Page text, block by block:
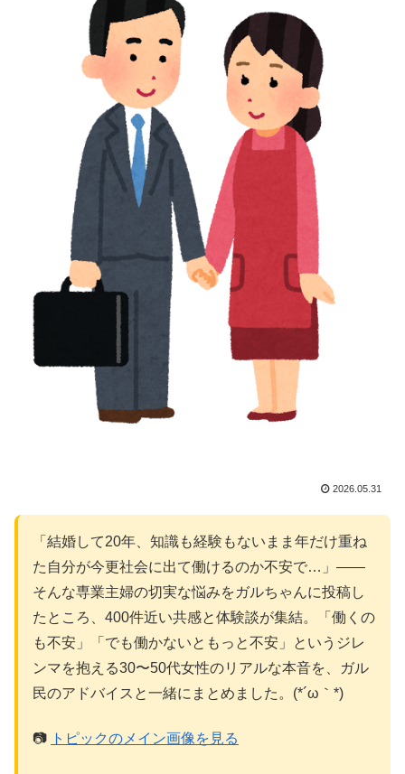
2026.05.31
「結婚して20年、知識も経験もないまま年だけ重ね
た自分が今更社会に出て働けるのか不安で…」——
そんな専業主婦の切実な悩みをガルちゃんに投稿し
たところ、400件近い共感と体験談が集結。「働くの
も不安」「でも働かないともっと不安」というジレ
ンマを抱える30〜50代女性のリアルな本音を、ガル
民のアドバイスと一緒にまとめました。(*´ω｀*)
📷 トピックのメイン画像を見る